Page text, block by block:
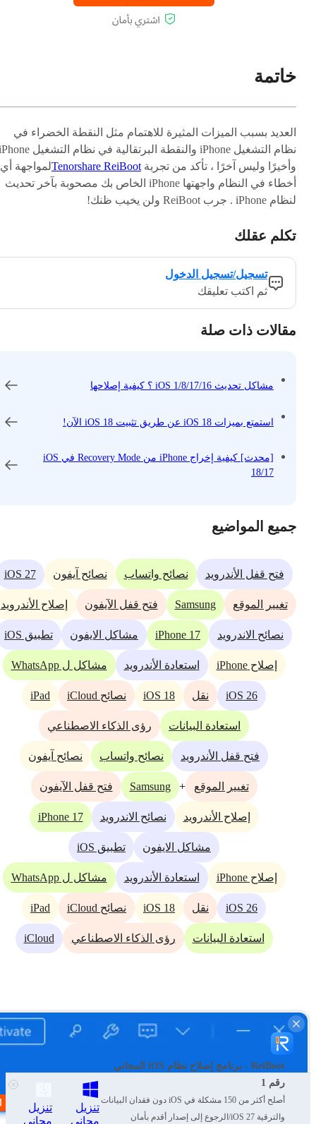
خاتمة
العديد بسبب الميزات المثيرة للاهتمام مثل النقطة الخضراء في
وأخيرًا وليس آخرًا ، تأكد من تجربة Tenorshare ReiBootلمواجهة أي
أخطاء في النظام واجهتها iPhone الخاص بك مصحوبة بآخر تحديث
لنظام iPhone . جرب ReiBoot ولن يخيب ظنك!
تكلم عقلك
تسجيل/تسجيل الدخول
ثم اكتب تعليقك
مقالات ذات صلة
مشاكل تحديث iOS 1/8/17/16 ؟ كيفية إصلاحها
استمتع بميزات iOS 18 عن طريق تثبيت iOS 18 الآن!
[محدث] كيفية إخراج iPhone من Recovery Mode في iOS
18/17
جميع المواضيع
فتح قفل الأندرويد نصائح واتساب نصائح آيفون iOS 27
تغيير الموقع Samsung فتح قفل الآيفون إصلاح الأندرويد
نصائح الاندرويد iPhone 17 مشاكل الايفون تطبيق iOS
إصلاح iPhone استعادة الأندرويد مشاكل ل WhatsApp
iOS 26 نقل iOS 18 نصائح iCloud iPad
استعادة البيانات رؤى الذكاء الاصطناعي
فتح قفل الأندرويد نصائح واتساب نصائح آيفون
تغيير الموقع +
Samsung فتح قفل الآيفون
إصلاح الأندرويد نصائح الاندرويد iPhone 17
مشاكل الايفون تطبيق iOS
إصلاح iPhone استعادة الأندرويد مشاكل ل WhatsApp
iOS 26 نقل iOS 18 نصائح iCloud iPad
استعادة البيانات رؤى الذكاء الاصطناعي iCloud
ReiBoot - برنامج إصلاح نظام iOS المجاني
رقم 1
أصلح أكثر من 150 مشكلة في iOS دون فقدان البيانات
والترقية iOS 27/الرجوع إلى إصدار أقدم بأمان
تنزيل
مجاني
تنزيل
مجاني